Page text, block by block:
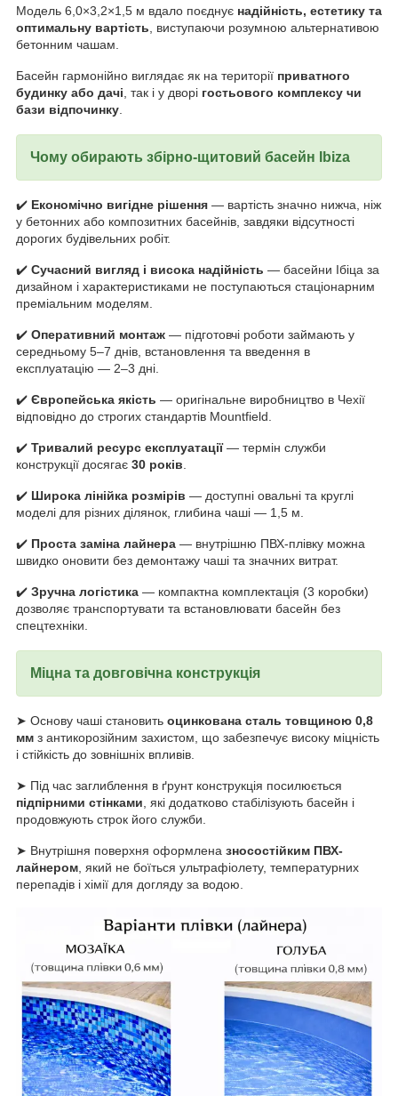
Модель 6,0×3,2×1,5 м вдало поєднує надійність, естетику та
оптимальну вартість , виступаючи розумною альтернативою
бетонним чашам.
Басейн гармонійно виглядає як на території приватного
будинку або дачі , так і у дворі гостьового комплексу чи
бази відпочинку
Чому обирають збірно-щитовий басейн Ibiza
✔️ Економічно вигідне рішення — вартість значно нижча, ніж
у бетонних або композитних басейнів, завдяки відсутності
дорогих будівельних робіт.
✔️ Сучасний вигляд і висока надійність — басейни Ібіца за
дизайном і характеристиками не поступаються стаціонарним
преміальним моделям.
✔️ Оперативний монтаж — підготовчі роботи займають у
середньому 5–7 днів, встановлення та введення в
експлуатацію — 2–3 дні.
✔️ Європейська якість — оригінальне виробництво в Чехії
відповідно до строгих стандартів Mountfield.
✔️ Тривалий ресурс експлуатації— термін служби
конструкції досягає 30 років
✔️ Широка лінійка розмірів — доступні овальні та круглі
моделі для різних ділянок, глибина чаші — 1,5 м.
✔️ Проста заміна лайнера — внутрішню ПВХ-плівку можна
швидко оновити без демонтажу чаші та значних витрат.
✔️ Зручна логістика — компактна комплектація (3 коробки)
дозволяє транспортувати та встановлювати басейн без
спецтехніки.
Міцна та довговічна конструкція
➤ Основу чаші становить оцинкована сталь товщиною 0,8
мм з антикорозійним захистом, що забезпечує високу міцність
і стійкість до зовнішніх впливів.
➤ Під час заглиблення в ґрунт конструкція посилюється
підпірними стінками , які додатково стабілізують басейн і
продовжують строк його служби.
➤ Внутрішня поверхня оформлена зносостійким ПВХ-
лайнером , який не боїться ультрафіолету, температурних
перепадів і хімії для догляду за водою.